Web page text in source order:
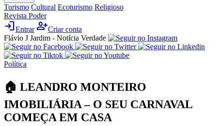
Turismo Cultural Ecoturismo Religioso
Revista Poder
loginEntrar person_addCriar conta
Flávio J Jardim - Notícia Verdade
Política
🏠 LEANDRO MONTEIRO
IMOBILIÁRIA – O SEU CARNAVAL
COMEÇA EM CASA